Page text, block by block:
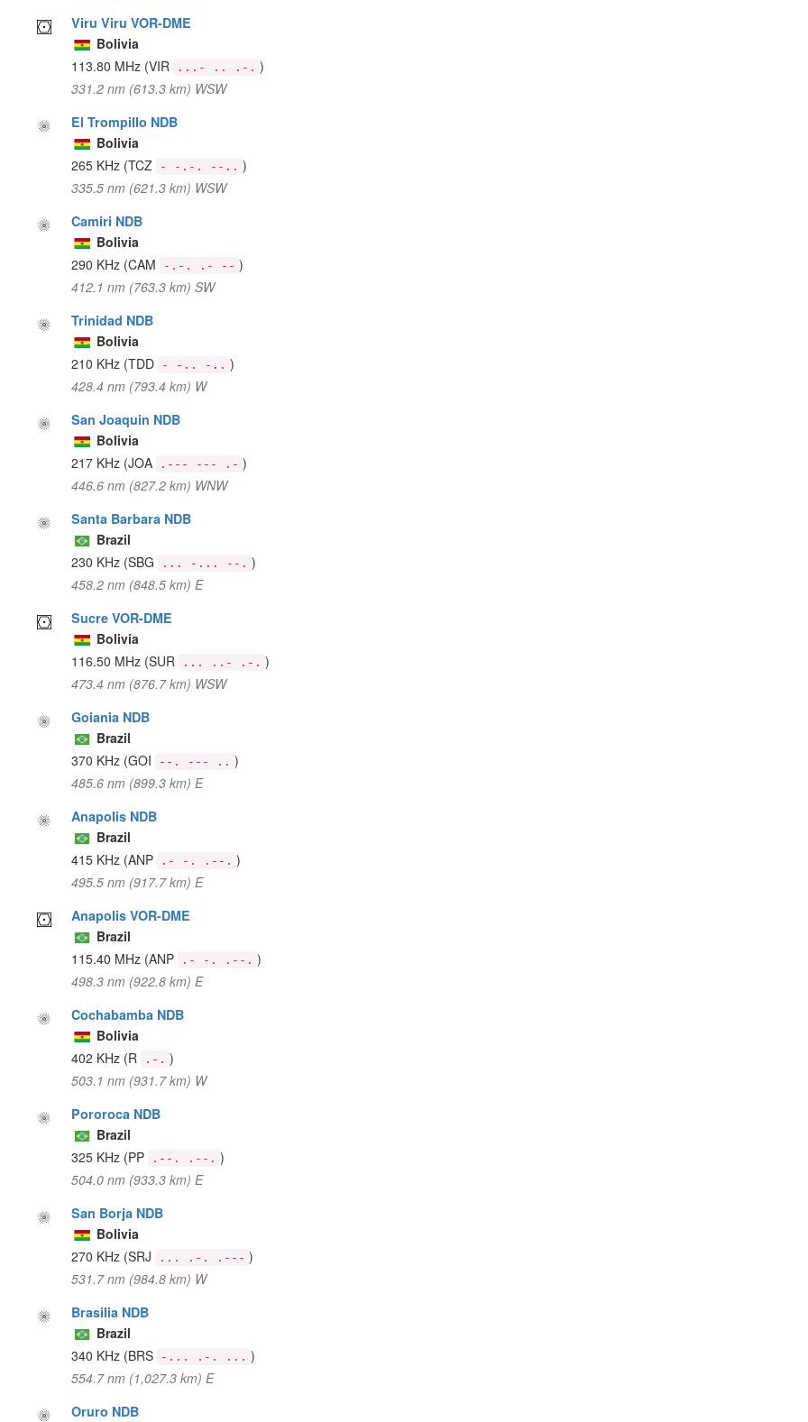
Viru Viru VOR-DME
Bolivia
113.80 MHz (VIR ...- .. .-. )
331.2 nm (613.3 km) WSW
El Trompillo NDB
Bolivia
265 KHz (TCZ - -.-. --.. )
335.5 nm (621.3 km) WSW
Camiri NDB
Bolivia
290 KHz (CAM -.-. .- -- )
412.1 nm (763.3 km) SW
Trinidad NDB
Bolivia
210 KHz (TDD - -.. -.. )
428.4 nm (793.4 km) W
San Joaquin NDB
Bolivia
217 KHz (JOA .--- --- .- )
446.6 nm (827.2 km) WNW
Santa Barbara NDB
Brazil
230 KHz (SBG ... -... --. )
458.2 nm (848.5 km) E
Sucre VOR-DME
Bolivia
116.50 MHz (SUR ... ..- .-. )
473.4 nm (876.7 km) WSW
Goiania NDB
Brazil
370 KHz (GOI --. --- .. )
485.6 nm (899.3 km) E
Anapolis NDB
Brazil
415 KHz (ANP .- -. .--. )
495.5 nm (917.7 km) E
Anapolis VOR-DME
Brazil
115.40 MHz (ANP .- -. .--. )
498.3 nm (922.8 km) E
Cochabamba NDB
Bolivia
402 KHz (R .-. )
503.1 nm (931.7 km) W
Pororoca NDB
Brazil
325 KHz (PP .--. .--. )
504.0 nm (933.3 km) E
San Borja NDB
Bolivia
270 KHz (SRJ ... .-. .--- )
531.7 nm (984.8 km) W
Brasilia NDB
Brazil
340 KHz (BRS -... .-. ... )
554.7 nm (1,027.3 km) E
Oruro NDB